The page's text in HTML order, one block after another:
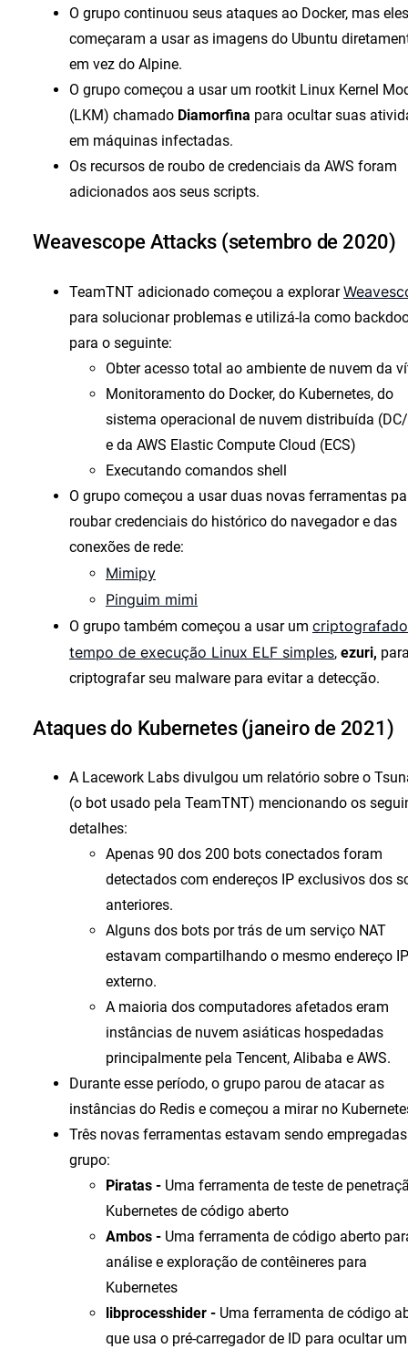
O grupo continuou seus ataques ao Docker, mas eles
começaram a usar as imagens do Ubuntu
em vez do Alpine.
O grupo começou a usar um rootkit Linux Kernel
(LKM) chamado Diamorfina para ocultar suas
em máquinas infectadas.
Os recursos de roubo de credenciais da AWS foram
adicionados aos seus scripts.
Weavescope Attacks (setembro de 2020)
TeamTNT adicionado começou a explorar
para solucionar problemas e utilizá-la como
para o seguinte:
Obter acesso total ao ambiente de nuvem da
Monitoramento do Docker, do Kubernetes, do
sistema operacional de nuvem distribuída
e da AWS Elastic Compute Cloud (ECS)
Executando comandos shell
O grupo começou a usar duas novas ferramentas
roubar credenciais do histórico do navegador e das
conexões de rede:
Mimipy
Pinguim mimi
O grupo também começou a usar um
tempo de execução Linux ELF simples, ezuri,
criptografar seu malware para evitar a detecção.
Ataques do Kubernetes (janeiro de 2021)
A Lacework Labs divulgou um relatório sobre o
(o bot usado pela TeamTNT) mencionando os
detalhes:
Apenas 90 dos 200 bots conectados foram
detectados com endereços IP exclusivos dos
anteriores.
Alguns dos bots por trás de um serviço NAT
estavam compartilhando o mesmo endereço IP
externo.
A maioria dos computadores afetados eram
instâncias de nuvem asiáticas hospedadas
principalmente pela Tencent, Alibaba e AWS.
Durante esse período, o grupo parou de atacar as
instâncias do Redis e começou a mirar no
Três novas ferramentas estavam sendo
grupo:
Piratas - Uma ferramenta de teste de
Kubernetes de código aberto
Ambos - Uma ferramenta de código aberto
análise e exploração de contêineres para
Kubernetes
libprocesshider - Uma ferramenta de código
que usa o pré-carregador de ID para ocultar um